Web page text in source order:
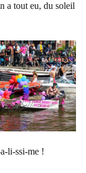
a tout eu, du soleil
li-ssi-me !